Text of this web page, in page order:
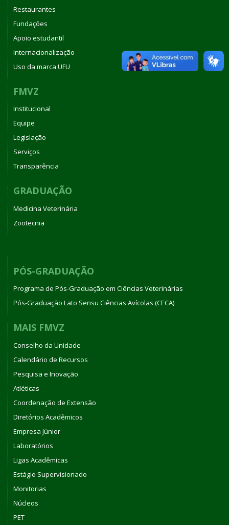
Restaurantes
Fundações
Apoio estudantil
Internacionalização
Uso da marca UFU
FMVZ
Institucional
Equipe
Legislação
Serviços
Transparência
GRADUAÇÃO
Medicina Veterinária
Zootecnia
PÓS-GRADUAÇÃO
Programa de Pós-Graduação em Ciências Veterinárias
Pós-Graduação Lato Sensu Ciências Avícolas (CECA)
MAIS FMVZ
Conselho da Unidade
Calendário de Recursos
Pesquisa e Inovação
Atléticas
Coordenação de Extensão
Diretórios Acadêmicos
Empresa Júnior
Laboratórios
Ligas Acadêmicas
Estágio Supervisionado
Monitorias
Núcleos
PET